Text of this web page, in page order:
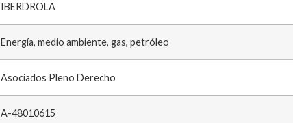
IBERDROLA
Energía, medio ambiente, gas, petróleo
Asociados Pleno Derecho
A-48010615